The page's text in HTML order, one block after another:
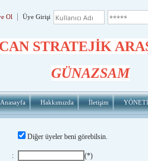
Ol Üye Girişi
STRATEJİK
GÜNAZSAM
Anasayfa Hakkımızda İletişim
Diğer üyeler beni görebilsin.
:
(*)